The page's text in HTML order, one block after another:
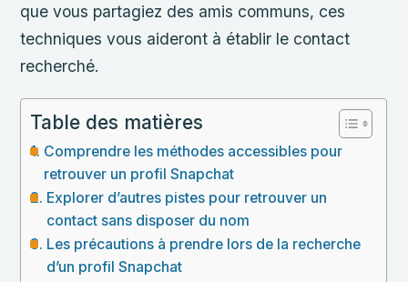
que vous partagiez des amis communs, ces
techniques vous aideront à établir le contact
recherché.
Table des matières
Comprendre les méthodes accessibles pour
retrouver un profil Snapchat
Explorer d’autres pistes pour retrouver un
contact sans disposer du nom
Les précautions à prendre lors de la recherche
d’un profil Snapchat